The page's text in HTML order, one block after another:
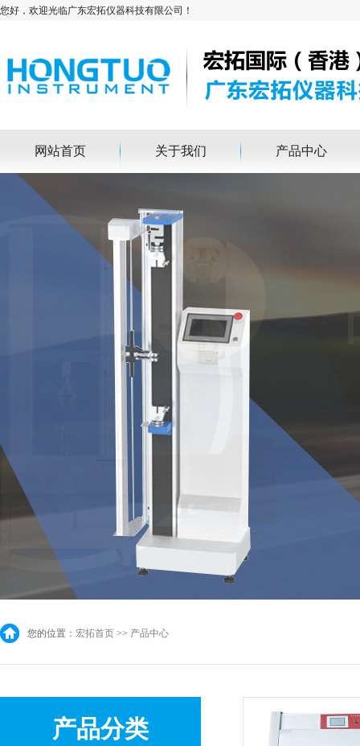
您好，欢迎光临广东宏拓仪器科技有限公司！
网站首页 关于我们 产品中心
您的位置： 宏拓首页 >> 产品中心
产品分类